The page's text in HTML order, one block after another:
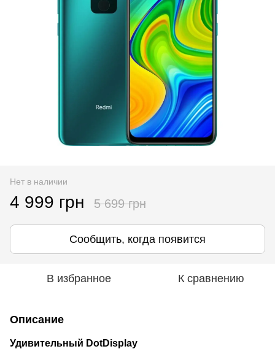
Нет в наличии
4 999 грн 5 699 грн
Сообщить, когда появится
В избранное К сравнению
Описание
Удивительный DotDisplay